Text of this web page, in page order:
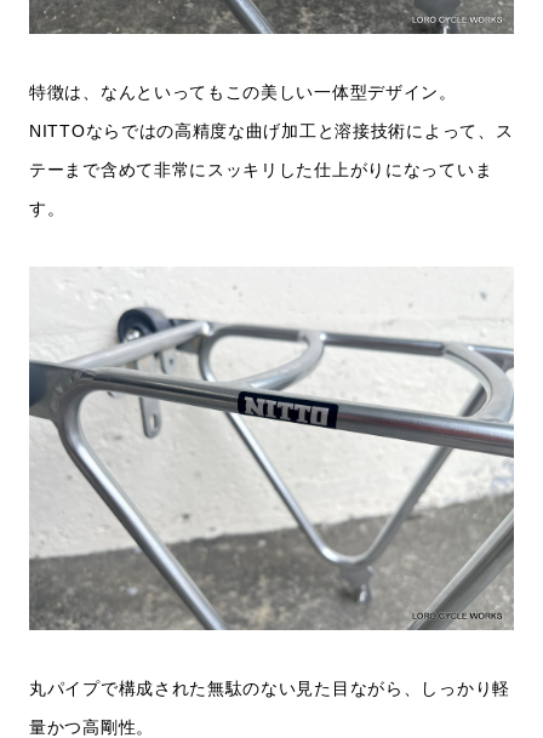
特徴は、なんといってもこの美しい一体型デザイン。
NITTOならではの高精度な曲げ加工と溶接技術によって、ス
テーまで含めて非常にスッキリした仕上がりになっていま
す。
丸パイプで構成された無駄のない見た目ながら、しっかり軽
量かつ高剛性。